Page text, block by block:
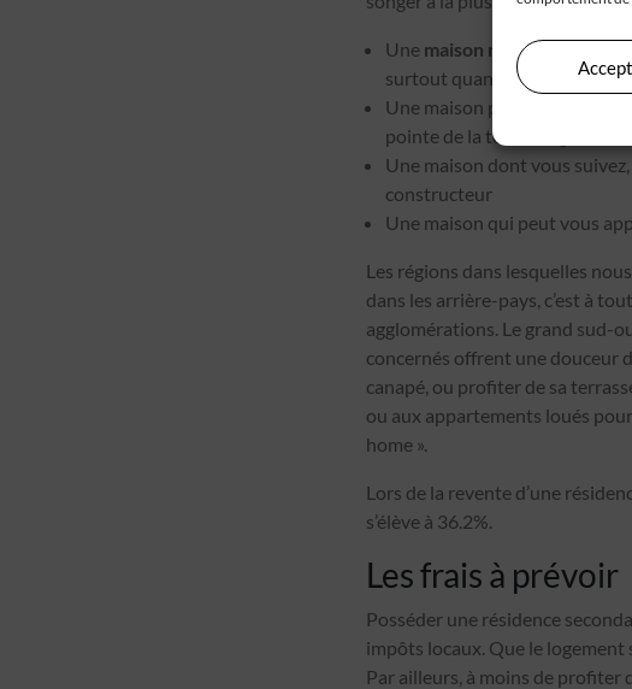
Une maison neuvene
surtout quand on n’habite
Une maison plus économe,
pointe de la technologie
Une maison dont vous
constructeur
Une maison qui peut vous
Les régions dans lesquelles
dans les arrière-pays, c’est à
agglomérations. Le grand sud-
concernés offrent une douceur
canapé, ou profiter de sa
ou aux appartements loués
home ».
Lors de la revente d’une
s’élève à 36.2%.
Les frais à prévoir
Posséder une résidence
impôts locaux. Que le logement
Par ailleurs, à moins de profiter